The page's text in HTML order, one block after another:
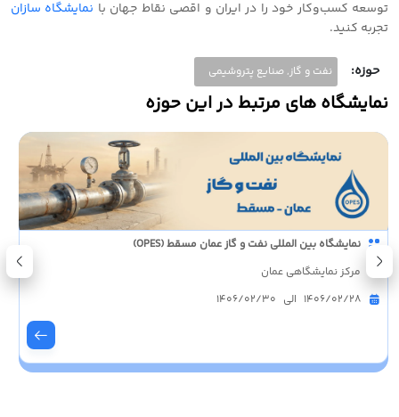
توسعه کسب‌وکار خود را در ایران و‌ اقصی نقاط جهان با نمایشگاه سازان
تجربه کنید.
حوزه: نفت و گاز, صنایع پتروشیمی
نمایشگاه های مرتبط در این حوزه
نمایشگاه بین المللی نفت و گاز عمان مسقط (OPES)
مرکز نمایشگاهی عمان
1406/02/28 الی 1406/02/30